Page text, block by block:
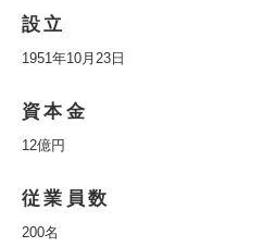
設立
1951年10月23日
資本金
12億円
従業員数
200名